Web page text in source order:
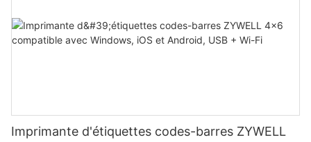
Imprimante d'étiquettes codes-barres ZYWELL